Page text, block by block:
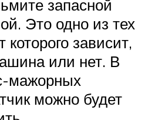
запасной
Это одно из тех
которого зависит,
или нет. В
мажорных
можно будет